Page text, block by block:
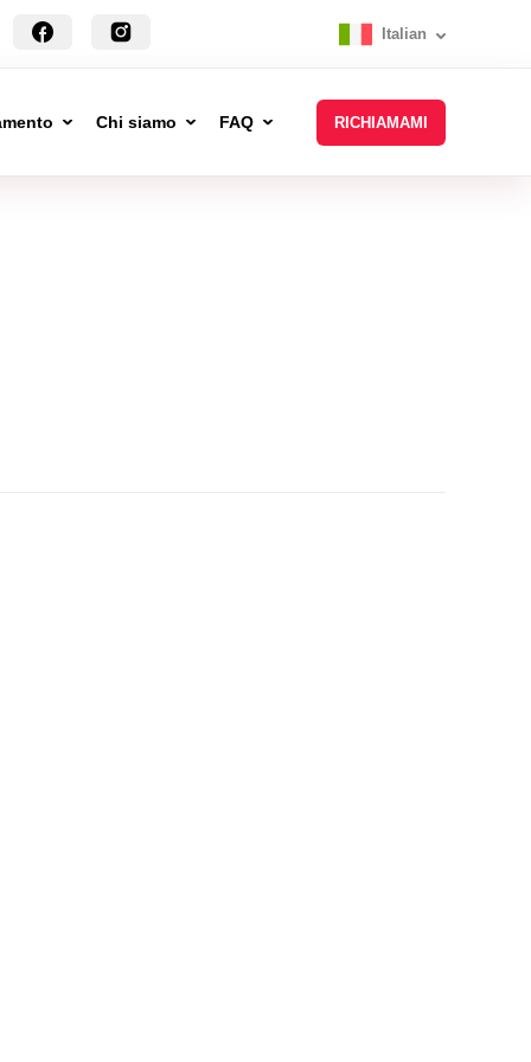
Italian
Chi siamo FAQ RICHIAMAMI